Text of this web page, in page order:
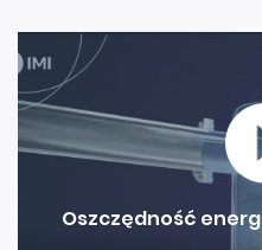
Oszczędność